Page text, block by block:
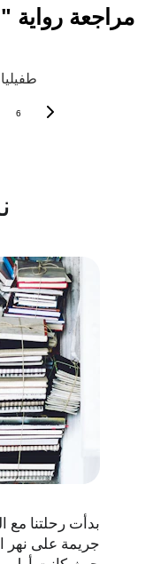
مراجعة رواية
6
جريمة على نهر